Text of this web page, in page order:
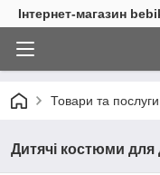
Інтернет-магазин
Товари та послуги
Дитячі костюми для